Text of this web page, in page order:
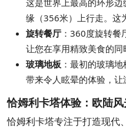
缘（356米）上行走。这
旋转餐厅 ：360度旋转餐
让您在享用精致美食的同
玻璃地板 ：最初的玻璃
带来令人眩晕的体验，让
恰姆利卡塔体验：欧陆
恰姆利卡塔专注于打造现代